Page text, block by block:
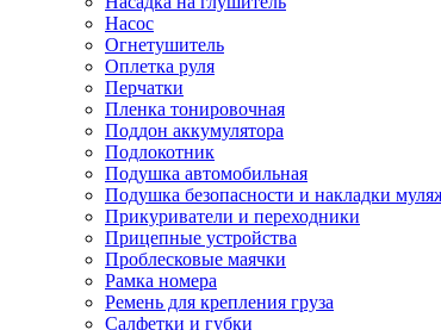
Насос
Огнетушитель
Оплетка руля
Перчатки
Пленка тонировочная
Поддон аккумулятора
Подлокотник
Подушка автомобильная
Подушка безопасности и накладки
Прикуриватели и переходники
Прицепные устройства
Проблесковые маячки
Рамка номера
Ремень для крепления груза
Салфетки и губки